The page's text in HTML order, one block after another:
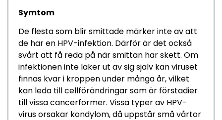
Symtom
De flesta som blir smittade märker inte av att
de har en HPV-infektion. Därför är det också
svårt att få reda på när smittan har skett. Om
infektionen inte läker ut av sig själv kan viruset
finnas kvar i kroppen under många år, vilket
kan leda till cellförändringar som är förstadier
till vissa cancerformer. Vissa typer av HPV-
virus orsakar kondylom, då uppstår små vårtor